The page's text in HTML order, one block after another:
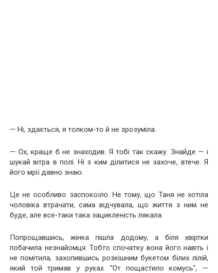
— Ні, здається, я толком-то й не зрозуміла.
— Ох, краще б не знаходив. Я тобі так скажу. Знайде — і
шукай вітра в полі. Ні з ким ділитися не захоче, втече. Я
його мрії давно знаю.
Це не особливо заспокоїло. Не тому, що Таня не хотіла
чоловіка втрачати, сама відчувала, що життя з ним не
буде, але все-таки така зацикленість лякала.
Попрощавшись, жінка пішла додому, а біля хвіртки
побачила незнайомця. Тобто спочатку вона його навіть і
не помітила, захопившись розкішним букетом білих лілій,
який той тримав у руках. “От пощастило комусь”, —